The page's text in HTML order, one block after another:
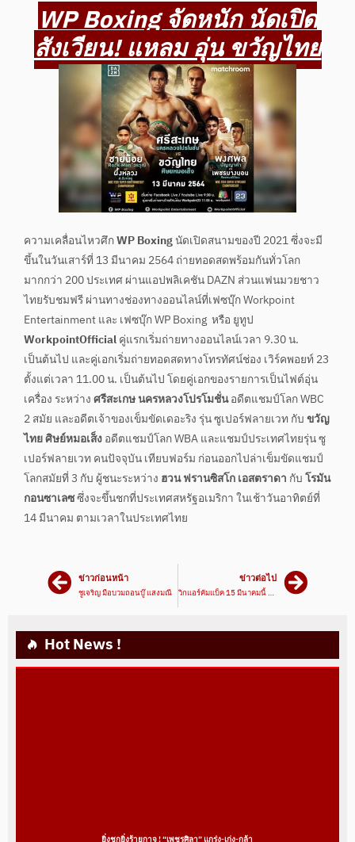
WP Boxing จัดหนัก นัดเปิด
สังเวียน! แหลม อุ่น ขวัญไทย
ความเคลื่อนไหวศึกWP Boxingนัดเปิดสนามของปี 2021 ซึ่งจะมี
ขึ้นในวันเสาร์ที่ 13 มีนาคม 2564 ถ่ายทอดสดพร้อมกันทั่วโลก
มากกว่า 200 ประเทศ ผ่านแอปพลิเคชัน DAZN ส่วนแฟนมวยชาว
ไทยรับชมฟรี ผ่านทางช่องทางออนไลน์ที่เฟซบุ๊ก Workpoint
Entertainment และ เฟซบุ๊ก WP Boxing หรือ ยูทูป
WorkpointOfficialคู่แรกเริ่มถ่ายทางออนไลน์เวลา 9.30 น.
เป็นต้นไป และคู่เอกเริ่มถ่ายทอดสดทางโทรทัศน์ช่อง เวิร์คพอยท์ 23
ตั้งแต่เวลา 11.00 น. เป็นต้นไป โดยคู่เอกของรายการเป็นไฟต์อุ่น
เครื่อง ระหว่างศรีสะเกษ นครหลวงโปรโมชั่นอดีตแชมป์โลก WBC
2 สมัย และอดีตเจ้าของเข็มขัดเดอะริง รุ่น ซูเปอร์ฟลายเวท กับขวัญ
ไทย ศิษย์หมอเส็งอดีตแชมป์โลก WBA และแชมป์ประเทศไทยรุ่น ซู
เปอร์ฟลายเวท คนปัจจุบัน เทียบฟอร์ม ก่อนออกไปล่าเข็มขัดแชมป์
โลกสมัยที่ 3 กับ ผู้ชนะระหว่าง ฮวน ฟรานซิสโก เอสตราดา กับโรมัน
กอนซาเลซซึ่งจะขึ้นชกที่ประเทศสหรัฐอเมริกา ในเช้าวันอาทิตย์ที่
14 มีนาคม ตามเวลาในประเทศไทย
ข่าวก่อนหน้า
ชูเจริญ มือบวมถอนบู๊ แสงมณี
ข่าวต่อไป
วิกแอร์คัมแบ็ค 15 มีนาคมนี้ ศึกเพชรพชร ชูโรง เสกสรร ปะทะ ยอดเหล็กเพชร
Hot News !